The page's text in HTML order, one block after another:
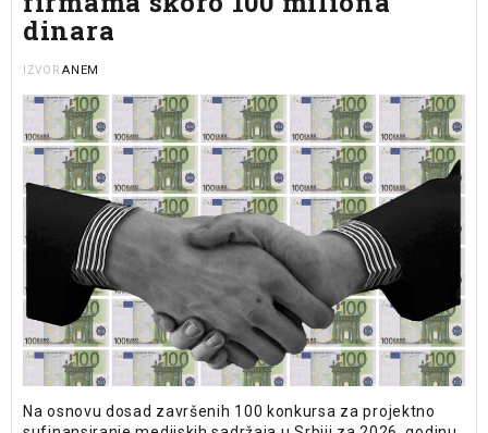
dinara
IZVOR ANEM
Na osnovu dosad završenih 100 konkursa za projektno